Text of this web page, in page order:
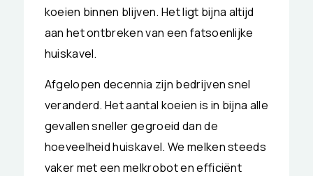
koeien binnen blijven. Het ligt bijna altijd
aan het ontbreken van een fatsoenlijke
huiskavel.
Afgelopen decennia zijn bedrijven snel
veranderd. Het aantal koeien is in bijna alle
gevallen sneller gegroeid dan de
hoeveelheid huiskavel. We melken steeds
vaker met een melkrobot en efficiënt